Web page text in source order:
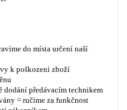
do místa určení naší
k poškození zboží
dodání předávacím technikem
= ručíme za funkčnost